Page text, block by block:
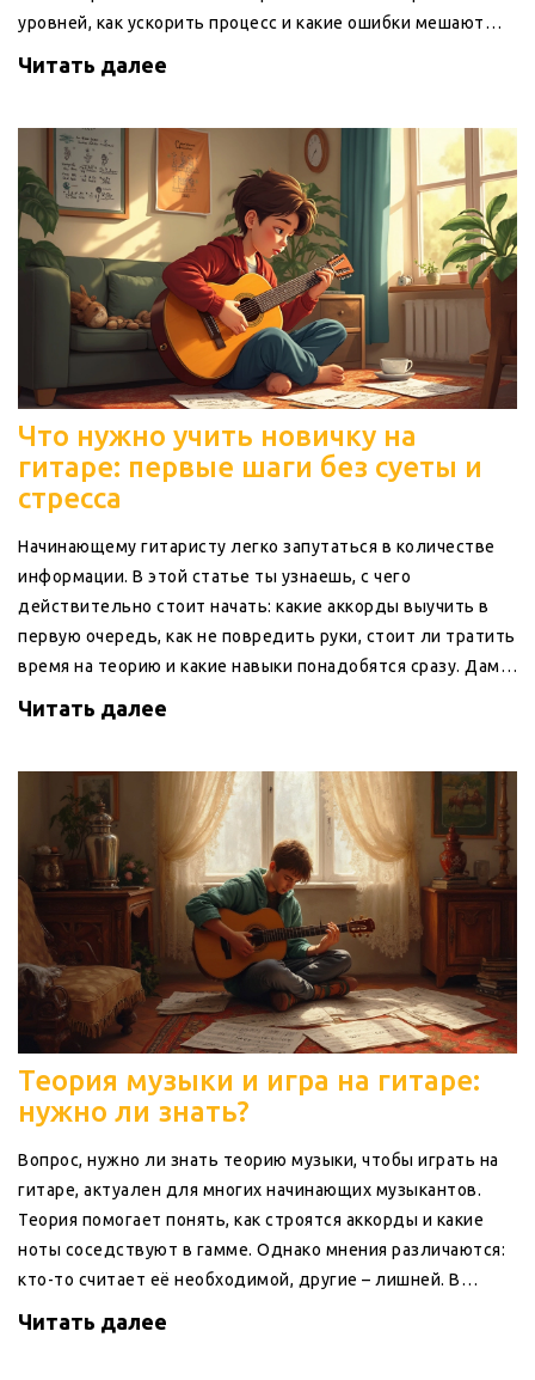
уровней, как ускорить процесс и какие ошибки мешают
прогрессу. Простые советы помогут определить свой
темп и подход. Вы узнаете, что можно выучить любимую
Читать далее
Что нужно учить новичку на
гитаре: первые шаги без суеты и
стресса
Начинающему гитаристу легко запутаться в количестве
информации. В этой статье ты узнаешь, с чего
действительно стоит начать: какие аккорды выучить в
первую очередь, как не повредить руки, стоит ли тратить
время на теорию и какие навыки понадобятся сразу. Дам
простые советы, которые облегчат старт и помогут
избежать типичных ошибок. Ты быстро поймёшь, как
удовольствием.
Читать далее
Теория музыки и игра на гитаре:
нужно ли знать?
Вопрос, нужно ли знать теорию музыки, чтобы играть на
гитаре, актуален для многих начинающих музыкантов.
Теория помогает понять, как строятся аккорды и какие
ноты соседствуют в гамме. Однако мнения различаются:
кто-то считает её необходимой, другие – лишней. В
для игры на гитаре. Читатели также найдут советы по
Читать далее